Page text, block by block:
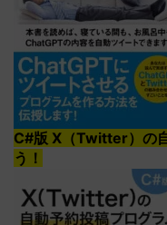
C#版 X（Twitter）の
う！